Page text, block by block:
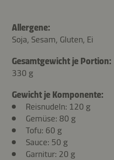
Allergene:
Soja, Sesam, Gluten, Ei
Gesamtgewicht je Portion:
330 g
Gewicht je Komponente:
Reisnudeln: 120 g
Gemüse: 80 g
Tofu: 60 g
Sauce: 50 g
Garnitur: 20 g